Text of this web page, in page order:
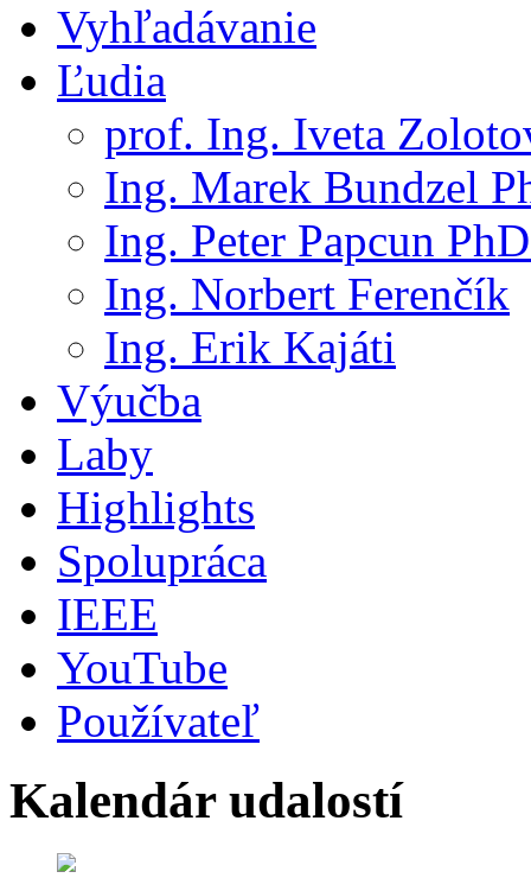
Vyhľadávanie
Ľudia
prof. Ing. Iveta
Ing. Marek Bundzel
Ing. Peter Papcun
Ing. Norbert Ferenčík
Ing. Erik Kajáti
Výučba
Laby
Highlights
Spolupráca
IEEE
YouTube
Používateľ
Kalendár udalostí